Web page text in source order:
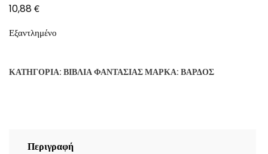
10,88€
Εξαντλημένο
ΚΑΤΗΓΟΡΊΑ: ΒΙΒΛΊΑ ΦΑΝΤΑΣΊΑΣΜΆΡΚΑ: ΒΆΡΔΟΣ
Περιγραφή